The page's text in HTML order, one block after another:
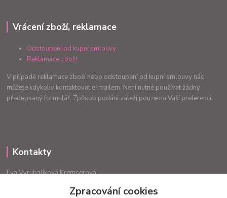
Vrácení zboží, reklamace
Odstoupení od kupní smlouvy
Reklamace zboží
V případě reklamace zboží nebo odstoupení od kupní smlouvy nás
můžete kdykoliv kontaktovat e-mailem. Není nutné používat žádný
předepsaný formulář. Způsob podání záleží pouze na Vaší preferenci.
Kontakty
Eva Vyrubalíková Kremserová
Zpracování cookies